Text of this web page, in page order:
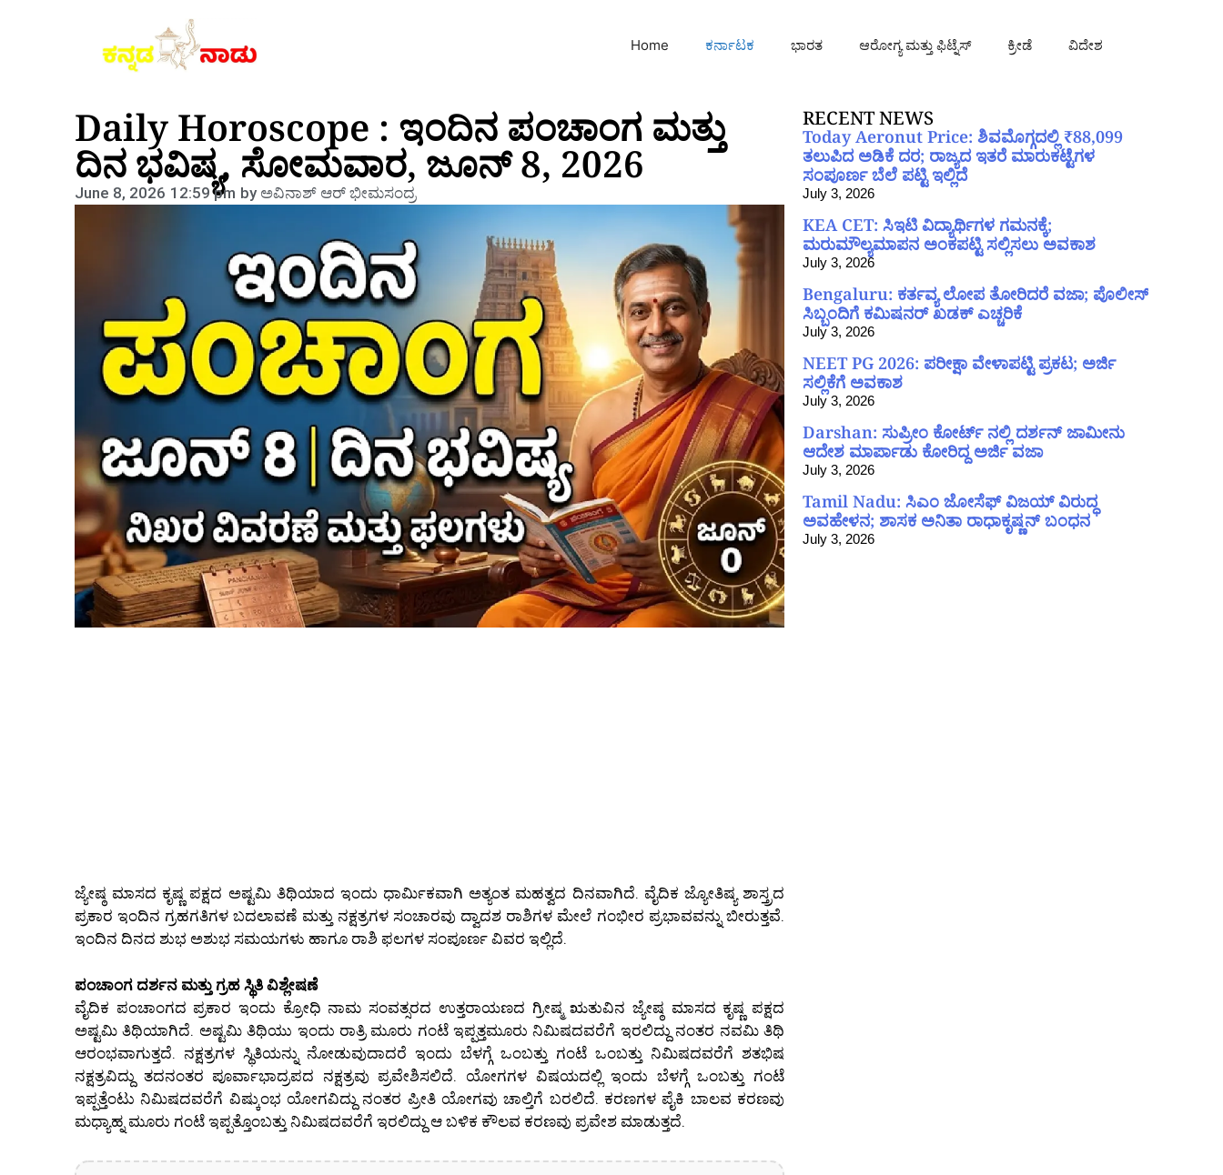
Home ಕರ್ನಾಟಕ ಭಾರತ ಆರೋಗ್ಯ ಮತ್ತು ಫಿಟ್ನೆಸ್ ಕ್ರೀಡೆ ವಿದೇಶ
Daily Horoscope : ಇಂದಿನ ಪಂಚಾಂಗ ಮತ್ತು
ದಿನ ಭವಿಷ್ಯ, ಸೋಮವಾರ, ಜೂನ್ 8, 2026
June 8, 2026 12:59 pm byಅವಿನಾಶ್‌ ಆರ್‌ ಭೀಮಸಂದ್ರ
ಜ್ಯೇಷ್ಠ ಮಾಸದ ಕೃಷ್ಣ ಪಕ್ಷದ ಅಷ್ಟಮಿ ತಿಥಿಯಾದ ಇಂದು ಧಾರ್ಮಿಕವಾಗಿ ಅತ್ಯಂತ ಮಹತ್ವದ ದಿನವಾಗಿದೆ. ವೈದಿಕ ಜ್ಯೋತಿಷ್ಯ ಶಾಸ್ತ್ರದ
ಪ್ರಕಾರ ಇಂದಿನ ಗ್ರಹಗತಿಗಳ ಬದಲಾವಣೆ ಮತ್ತು ನಕ್ಷತ್ರಗಳ ಸಂಚಾರವು ದ್ವಾದಶ ರಾಶಿಗಳ ಮೇಲೆ ಗಂಭೀರ ಪ್ರಭಾವವನ್ನು ಬೀರುತ್ತವೆ.
ಇಂದಿನ ದಿನದ ಶುಭ ಅಶುಭ ಸಮಯಗಳು ಹಾಗೂ ರಾಶಿ ಫಲಗಳ ಸಂಪೂರ್ಣ ವಿವರ ಇಲ್ಲಿದೆ.
ಪಂಚಾಂಗ ದರ್ಶನ ಮತ್ತು ಗ್ರಹ ಸ್ಥಿತಿ ವಿಶ್ಲೇಷಣೆ
ವೈದಿಕ ಪಂಚಾಂಗದ ಪ್ರಕಾರ ಇಂದು ಕ್ರೋಧಿ ನಾಮ ಸಂವತ್ಸರದ ಉತ್ತರಾಯಣದ ಗ್ರೀಷ್ಮ ಋತುವಿನ ಜ್ಯೇಷ್ಠ ಮಾಸದ ಕೃಷ್ಣ ಪಕ್ಷದ
ಅಷ್ಟಮಿ ತಿಥಿಯಾಗಿದೆ. ಅಷ್ಟಮಿ ತಿಥಿಯು ಇಂದು ರಾತ್ರಿ ಮೂರು ಗಂಟೆ ಇಪ್ಪತ್ತಮೂರು ನಿಮಿಷದವರೆಗೆ ಇರಲಿದ್ದು ನಂತರ ನವಮಿ ತಿಥಿ
ಆರಂಭವಾಗುತ್ತದೆ. ನಕ್ಷತ್ರಗಳ ಸ್ಥಿತಿಯನ್ನು ನೋಡುವುದಾದರೆ ಇಂದು ಬೆಳಗ್ಗೆ ಒಂಬತ್ತು ಗಂಟೆ ಒಂಬತ್ತು ನಿಮಿಷದವರೆಗೆ ಶತಭಿಷ
ನಕ್ಷತ್ರವಿದ್ದು ತದನಂತರ ಪೂರ್ವಾಭಾದ್ರಪದ ನಕ್ಷತ್ರವು ಪ್ರವೇಶಿಸಲಿದೆ. ಯೋಗಗಳ ವಿಷಯದಲ್ಲಿ ಇಂದು ಬೆಳಗ್ಗೆ ಒಂಬತ್ತು ಗಂಟೆ
ಇಪ್ಪತ್ತೆಂಟು ನಿಮಿಷದವರೆಗೆ ವಿಷ್ಕುಂಭ ಯೋಗವಿದ್ದು ನಂತರ ಪ್ರೀತಿ ಯೋಗವು ಚಾಲ್ತಿಗೆ ಬರಲಿದೆ. ಕರಣಗಳ ಪೈಕಿ ಬಾಲವ ಕರಣವು
ಮಧ್ಯಾಹ್ನ ಮೂರು ಗಂಟೆ ಇಪ್ಪತ್ತೊಂಬತ್ತು ನಿಮಿಷದವರೆಗೆ ಇರಲಿದ್ದು ಆ ಬಳಿಕ ಕೌಲವ ಕರಣವು ಪ್ರವೇಶ ಮಾಡುತ್ತದೆ.
RECENT NEWS
Today Aeronut Price: ಶಿವಮೊಗ್ಗದಲ್ಲಿ ₹88,099
ತಲುಪಿದ ಅಡಿಕೆ ದರ; ರಾಜ್ಯದ ಇತರೆ ಮಾರುಕಟ್ಟೆಗಳ
ಸಂಪೂರ್ಣ ಬೆಲೆ ಪಟ್ಟಿ ಇಲ್ಲಿದೆ
July 3, 2026
KEA CET: ಸಿಇಟಿ ವಿದ್ಯಾರ್ಥಿಗಳ ಗಮನಕ್ಕೆ;
ಮರುಮೌಲ್ಯಮಾಪನ ಅಂಕಪಟ್ಟಿ ಸಲ್ಲಿಸಲು ಅವಕಾಶ
July 3, 2026
Bengaluru: ಕರ್ತವ್ಯ ಲೋಪ ತೋರಿದರೆ ವಜಾ; ಪೊಲೀಸ್
ಸಿಬ್ಬಂದಿಗೆ ಕಮಿಷನರ್ ಖಡಕ್ ಎಚ್ಚರಿಕೆ
July 3, 2026
NEET PG 2026: ಪರೀಕ್ಷಾ ವೇಳಾಪಟ್ಟಿ ಪ್ರಕಟ; ಅರ್ಜಿ
ಸಲ್ಲಿಕೆಗೆ ಅವಕಾಶ
July 3, 2026
Darshan: ಸುಪ್ರೀಂ ಕೋರ್ಟ್ ನಲ್ಲಿ ದರ್ಶನ್ ಜಾಮೀನು
ಆದೇಶ ಮಾರ್ಪಾಡು ಕೋರಿದ್ದ ಅರ್ಜಿ ವಜಾ
July 3, 2026
Tamil Nadu: ಸಿಎಂ ಜೋಸೆಫ್ ವಿಜಯ್ ವಿರುದ್ಧ
ಅವಹೇಳನ; ಶಾಸಕ ಅನಿತಾ ರಾಧಾಕೃಷ್ಣನ್ ಬಂಧನ
July 3, 2026